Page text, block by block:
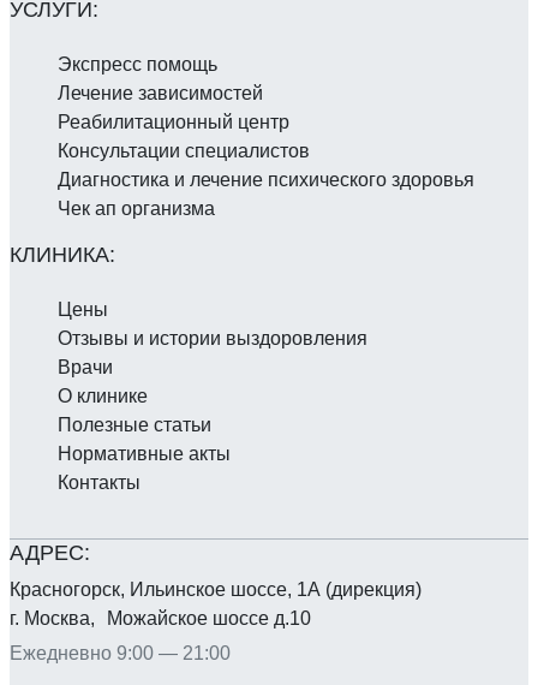
Красногорск, Ильинское шоссе, 1А (дирекция)
г. Москва, Можайское шоссе д.10
Ежедневно 9:00 — 21:00
Экспресс помощь
Лечение зависимостей
Реабилитаци­онный центр
Консультации специалистов
Диагностика и лечение психического здоровья
Чек ап организма
Цены
Отзывы и истории выздоровления
Врачи
О клинике
Полезные статьи
Нормативные акты
Контакты